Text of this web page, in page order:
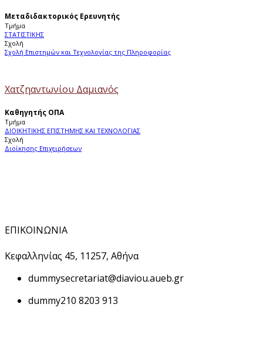
Μεταδιδακτορικός Ερευνητής
Τμήμα
ΣΤΑΤΙΣΤΙΚΗΣ
Σχολή
Σχολή Επιστημών και Τεχνολογίας της Πληροφορίας
Χατζηαντωνίου Δαμιανός
Καθηγητής ΟΠΑ
Τμήμα
ΔΙΟΙΚΗΤΙΚΗΣ ΕΠΙΣΤΗΜΗΣ ΚΑΙ ΤΕΧΝΟΛΟΓΙΑΣ
Σχολή
Διοίκησης Επιχειρήσεων
ΕΠΙΚΟΙΝΩΝΙΑ
Κεφαλληνίας 45, 11257, Αθήνα
dummysecretariat@diaviou.aueb.gr
dummy210 8203 913